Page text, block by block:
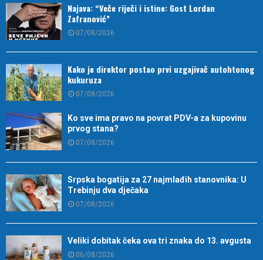
Najava: “Veče riječi i istine: Gost Lordan
Zafranović”
07/08/2026
Kako je direktor postao prvi uzgajivač autohtonog
kukuruza
07/08/2026
Ko sve ima pravo na povrat PDV-a za kupovinu
prvog stana?
07/08/2026
Srpska bogatija za 27 najmlađih stanovnika: U
Trebinju dva dječaka
07/08/2026
Veliki dobitak čeka ova tri znaka do 13. avgusta
06/08/2026